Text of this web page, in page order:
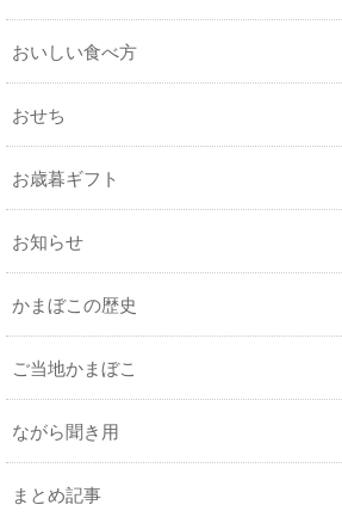
おいしい食べ方
おせち
お歳暮ギフト
お知らせ
かまぼこの歴史
ご当地かまぼこ
ながら聞き用
まとめ記事